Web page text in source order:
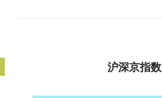
沪深京指数